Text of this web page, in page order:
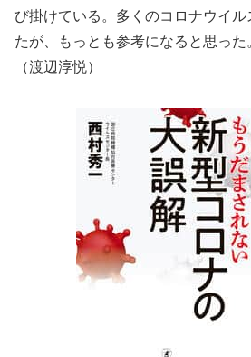
び掛けている。多くのコロナウイ
たが、もっとも参考になると思った
（渡辺淳悦）